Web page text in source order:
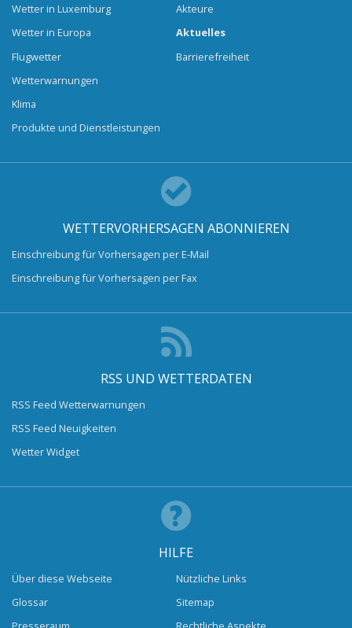
Wetter in Luxemburg
Wetter in Europa
Flugwetter
Wetterwarnungen
Klima
Produkte und Dienstleistungen
Akteure
Aktuelles
Barrierefreiheit
WETTERVORHERSAGEN ABONNIEREN
Einschreibung für Vorhersagen per E-Mail
Einschreibung für Vorhersagen per Fax
RSS UND WETTERDATEN
RSS Feed Wetterwarnungen
RSS Feed Neuigkeiten
Wetter Widget
HILFE
Über diese Webseite
Glossar
Nützliche Links
Sitemap